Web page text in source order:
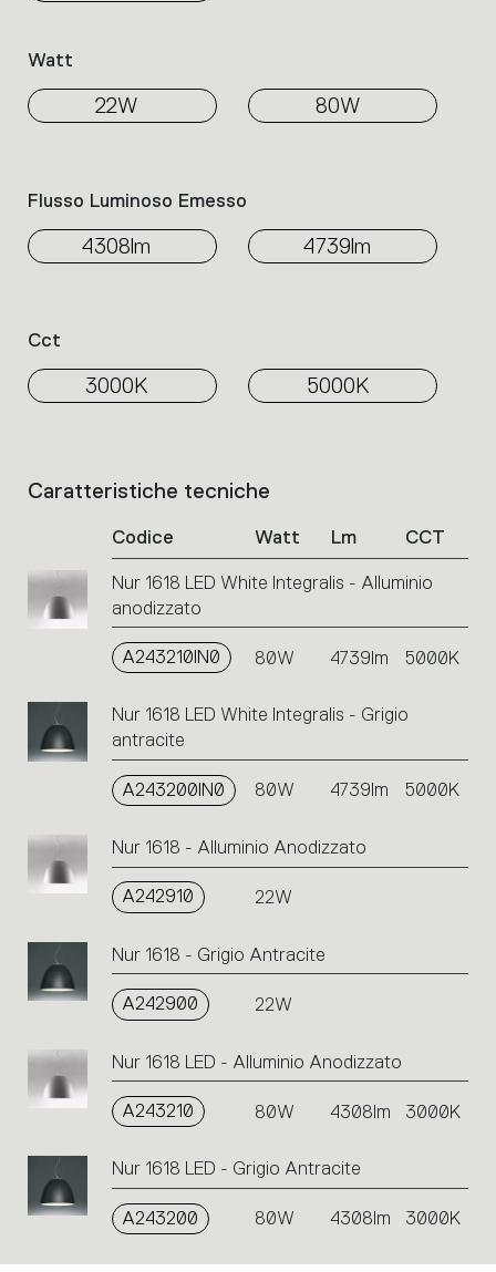
Watt
22W 80W
Flusso Luminoso Emesso
4308lm 4739lm
Cct
3000K 5000K
Elenco
Cliccare
sul
singolo
sulle
icone
per
Caratteristiche tecniche
Codice Watt Lm CCT
Nur 1618 LED White Integralis - Alluminio
anodizzato
A243210IN0 80W 4739lm 5000K
Nur 1618 LED White Integralis - Grigio
antracite
A243200IN0 80W 4739lm 5000K
Nur 1618 - Alluminio Anodizzato
A242910 22W
Nur 1618 - Grigio Antracite
A242900 22W
Nur 1618 LED - Alluminio Anodizzato
A243210 80W 4308lm 3000K
Nur 1618 LED - Grigio Antracite
A243200 80W 4308lm 3000K